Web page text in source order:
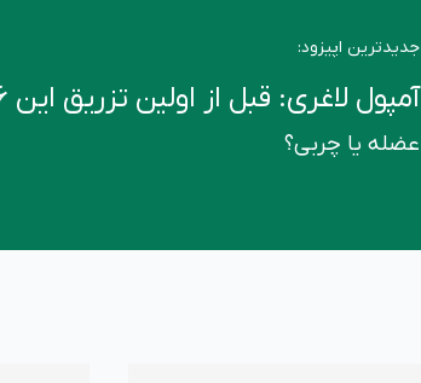
جدیدترین اپیزود:
آمپول لاغری: قبل از اولین تزریق این ۶ نکته را بدانید
عضله یا چربی؟